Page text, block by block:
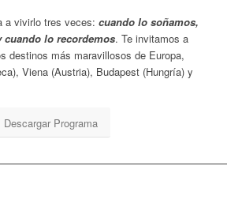
a vivirlo tres veces: cuandolo soñamos,
lo recordemos. Te invitamos a
destinos más maravillosos de Europa,
Viena (Austria), Budapest (Hungría) y
Descargar Programa